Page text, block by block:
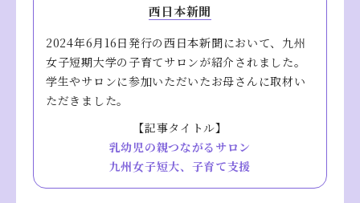
西日本新聞
2024年6月16日発行の西日本新聞において、九州
女子短期大学の子育てサロンが紹介されました。
学生やサロンに参加いただいたお母さんに取材い
ただきました。
【記事タイトル】
乳幼児の親つながるサロン
九州女子短大、子育て支援